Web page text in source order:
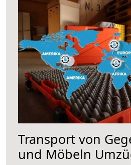
Transport von
und Möbeln